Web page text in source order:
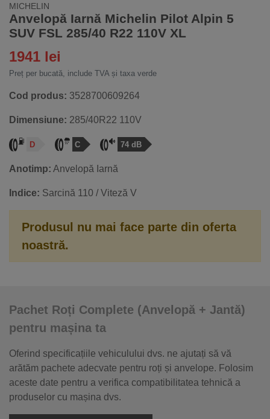
MICHELIN
Anvelopă Iarnă Michelin Pilot Alpin 5
SUV FSL 285/40 R22 110V XL
1941 lei
Preț per bucată, include TVA și taxa verde
Cod produs: 3528700609264
Dimensiune: 285/40R22 110V
D C 74 dB
Anotimp: Anvelopă Iarnă
Indice: Sarcină 110 / Viteză V
Produsul nu mai face parte din oferta
noastră.
Pachet Roți Complete (Anvelopă + Jantă)
pentru mașina ta
Oferind specificațiile vehiculului dvs. ne ajutați să vă
arătăm pachete adecvate pentru roți și anvelope. Folosim
aceste date pentru a verifica compatibilitatea tehnică a
produselor cu mașina dvs.